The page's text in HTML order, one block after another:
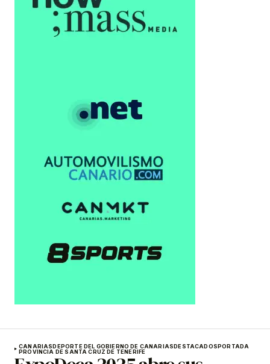
CANARIASDEPORTE DEL GOBIERNO DE CANARIASDESTACADOSPORTADA
PROVINCIA DE SANTA CRUZ DE TENERIFE